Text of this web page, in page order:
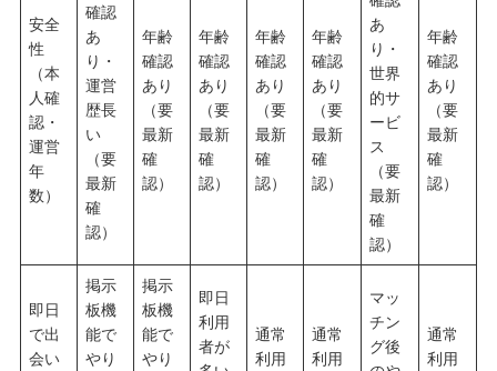
安全
性
（本
人確
認・
運営
年
数）
確認
あ
り・
運営
歴長
い
（要
最新
確
認）
年齢
確認
あり
（要
最新
確
認）
年齢
確認
あり
（要
最新
確
認）
年齢
確認
あり
（要
最新
確
認）
年齢
確認
あり
（要
最新
確
認）
あ
り・
世界
的サ
ービ
ス
（要
最新
確
認）
年齢
確認
あり
（要
最新
確
認）
即日
で出
会い
掲示
板機
能で
やり
掲示
板機
能で
やり
即日
利用
者が
通常
利用
通常
利用
マッ
チン
グ後
通常
利用